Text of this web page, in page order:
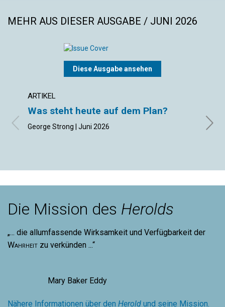
MEHR AUS DIESER AUSGABE / JUNI 2026
Diese Ausgabe ansehen
ARTIKEL
Was steht heute auf dem Plan?
George Strong | Juni 2026
Die Mission des Herolds
„... die allumfassende Wirksamkeit und Verfügbarkeit der
Wahrheit zu verkünden ...“
Mary Baker Eddy
Nähere Informationen über den Herold und seine Mission.